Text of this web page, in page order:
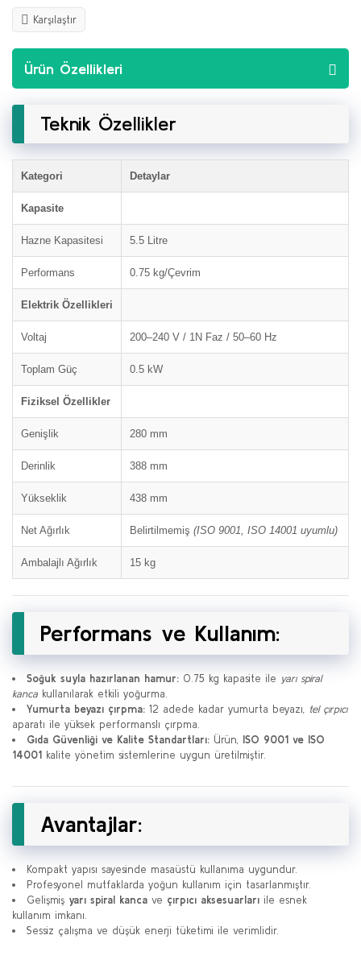
Karşılaştır
Ürün Özellikleri
Teknik Özellikler
Kategori Detaylar
Kapasite
Hazne Kapasitesi 5.5 Litre
Performans 0.75 kg/Çevrim
Elektrik Özellikleri
Voltaj 200–240 V / 1N Faz / 50–60 Hz
Toplam Güç 0.5 kW
Fiziksel Özellikler
Genişlik 280 mm
Derinlik 388 mm
Yükseklik 438 mm
Net Ağırlık Belirtilmemiş (ISO 9001, ISO 14001 uyumlu)
Ambalajlı Ağırlık 15 kg
Performans ve Kullanım:
Soğuk suyla hazırlanan hamur: 0.75 kg kapasite ile yarı spiral
kanca kullanılarak etkili yoğurma.
Yumurta beyazı çırpma: 12 adede kadar yumurta beyazı, tel çırpıcı
aparatı ile yüksek performanslı çırpma.
Gıda Güvenliği ve Kalite Standartları: Ürün, ISO 9001 ve ISO
14001 kalite yönetim sistemlerine uygun üretilmiştir.
Avantajlar:
Kompakt yapısı sayesinde masaüstü kullanıma uygundur.
Profesyonel mutfaklarda yoğun kullanım için tasarlanmıştır.
Gelişmiş yarı spiral kanca ve çırpıcı aksesuarları ile esnek
kullanım imkanı.
Sessiz çalışma ve düşük enerji tüketimi ile verimlidir.